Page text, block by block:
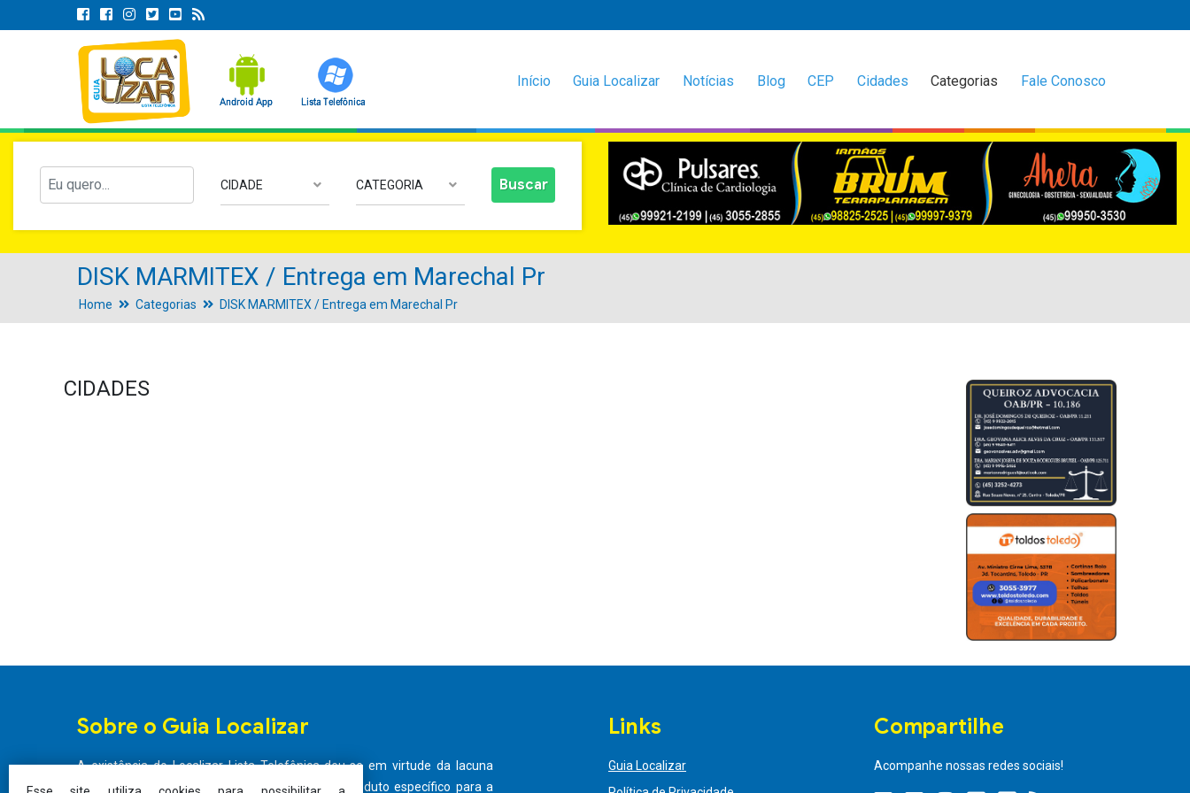
Início Guia Localizar Notícias Blog CEP Cidades Categorias Fale Conosco
CIDADE CATEGORIA
DISK MARMITEX / Entrega em Marechal Pr
Home Categorias DISK MARMITEX / Entrega em Marechal Pr
CIDADES
Sobre o Guia Localizar
A existência do Localizar Lista Telefônica deu-se em virtude da lacuna
existente no mercado em se tratando de um produto específico para a
Links
Guia Localizar
Compartilhe
Acompanhe nossas redes sociais!